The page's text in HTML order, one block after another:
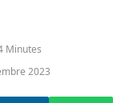
Minutes
2023